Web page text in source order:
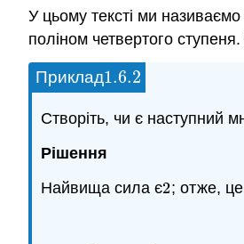
У цьому тексті ми
поліном четвертого
Приклад1.6.2
1.6.2
Створіть, чи є наступний
Рішення
Найвища сила є2
2; отже,